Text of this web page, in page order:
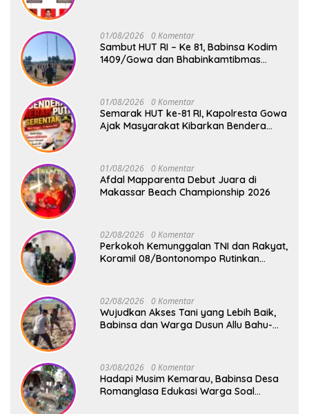
01/08/2026 0 Komentar
Sambut HUT RI – Ke 81, Babinsa Kodim
1409/Gowa dan Bhabinkamtibmas
01/08/2026 0 Komentar
Semarak HUT ke-81 RI, Kapolresta Gowa
Ajak Masyarakat Kibarkan Bendera
01/08/2026 0 Komentar
Afdal Mapparenta Debut Juara di
Makassar Beach Championship 2026
02/08/2026 0 Komentar
Perkokoh Kemunggalan TNI dan Rakyat,
Koramil 08/Bontonompo Rutinkan
02/08/2026 0 Komentar
Wujudkan Akses Tani yang Lebih Baik,
Babinsa dan Warga Dusun Allu Bahu-
03/08/2026 0 Komentar
Hadapi Musim Kemarau, Babinsa Desa
Romanglasa Edukasi Warga Soal